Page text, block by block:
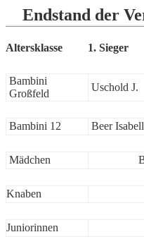
Endstand der
Altersklasse 1. Sieger
Bambini
Großfeld
Uschold J.
Bambini 12 Beer Isabell
Mädchen
Knaben
Juniorinnen